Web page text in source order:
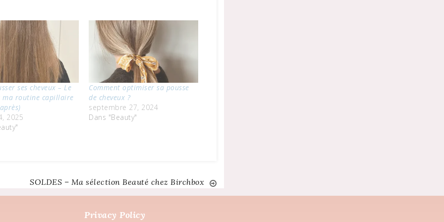
ses cheveux – Le
ma routine capillaire
2025
Comment optimiser sa pousse
de cheveux ?
septembre 27, 2024
Dans "Beauty"
SOLDES – Ma sélection Beauté chez Birchbox
Privacy Policy